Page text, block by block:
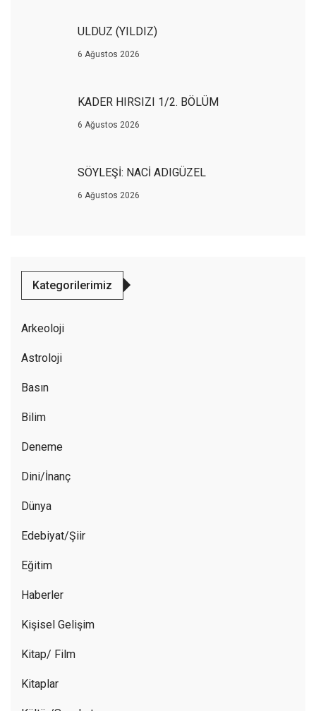
ULDUZ (YILDIZ)
6 Ağustos 2026
KADER HIRSIZI 1/2. BÖLÜM
6 Ağustos 2026
SÖYLEŞİ: NACİ ADIGÜZEL
6 Ağustos 2026
Kategorilerimiz
Arkeoloji
Astroloji
Basın
Bilim
Deneme
Dini/İnanç
Dünya
Edebiyat/Şiir
Eğitim
Haberler
Kişisel Gelişim
Kitap/ Film
Kitaplar